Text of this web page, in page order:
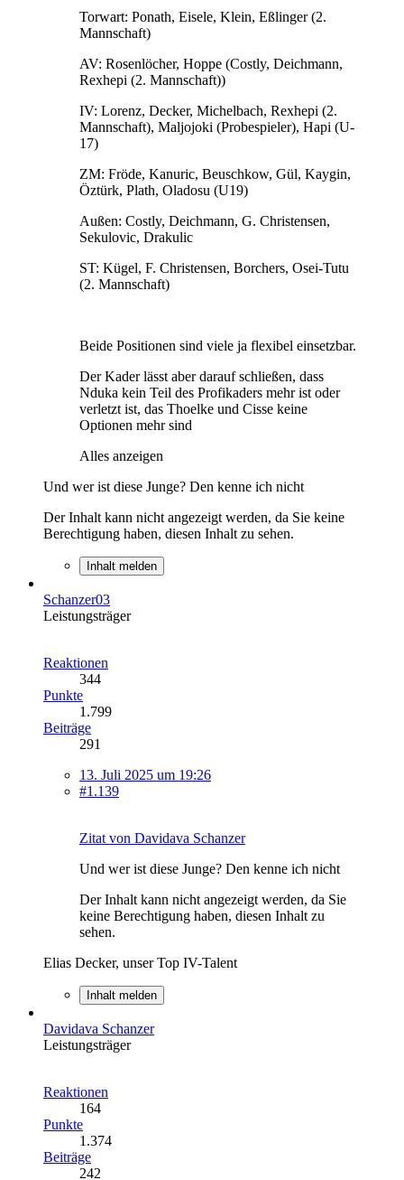
Torwart: Ponath, Eisele, Klein, Eßlinger (2.
Mannschaft)
AV: Rosenlöcher, Hoppe (Costly, Deichmann,
Rexhepi (2. Mannschaft))
IV: Lorenz, Decker, Michelbach, Rexhepi (2.
Mannschaft), Maljojoki (Probespieler), Hapi (U-
17)
ZM: Fröde, Kanuric, Beuschkow, Gül, Kaygin,
Öztürk, Plath, Oladosu (U19)
Außen: Costly, Deichmann, G. Christensen,
Sekulovic, Drakulic
ST: Kügel, F. Christensen, Borchers, Osei-Tutu
(2. Mannschaft)
Beide Positionen sind viele ja flexibel einsetzbar.
Der Kader lässt aber darauf schließen, dass
Nduka kein Teil des Profikaders mehr ist oder
verletzt ist, das Thoelke und Cisse keine
Optionen mehr sind
Alles anzeigen
Und wer ist diese Junge? Den kenne ich nicht
Der Inhalt kann nicht angezeigt werden, da Sie keine
Berechtigung haben, diesen Inhalt zu sehen.
Inhalt melden
Schanzer03
Leistungsträger
Reaktionen
344
Punkte
1.799
Beiträge
291
13. Juli 2025 um 19:26
#1.139
Zitat von Davidava Schanzer
Und wer ist diese Junge? Den kenne ich nicht
Der Inhalt kann nicht angezeigt werden, da Sie
keine Berechtigung haben, diesen Inhalt zu
sehen.
Elias Decker, unser Top IV-Talent
Inhalt melden
Davidava Schanzer
Leistungsträger
Reaktionen
164
Punkte
1.374
Beiträge
242